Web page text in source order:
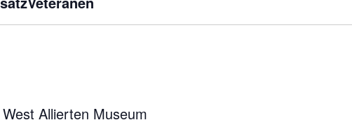
Allierten Museum